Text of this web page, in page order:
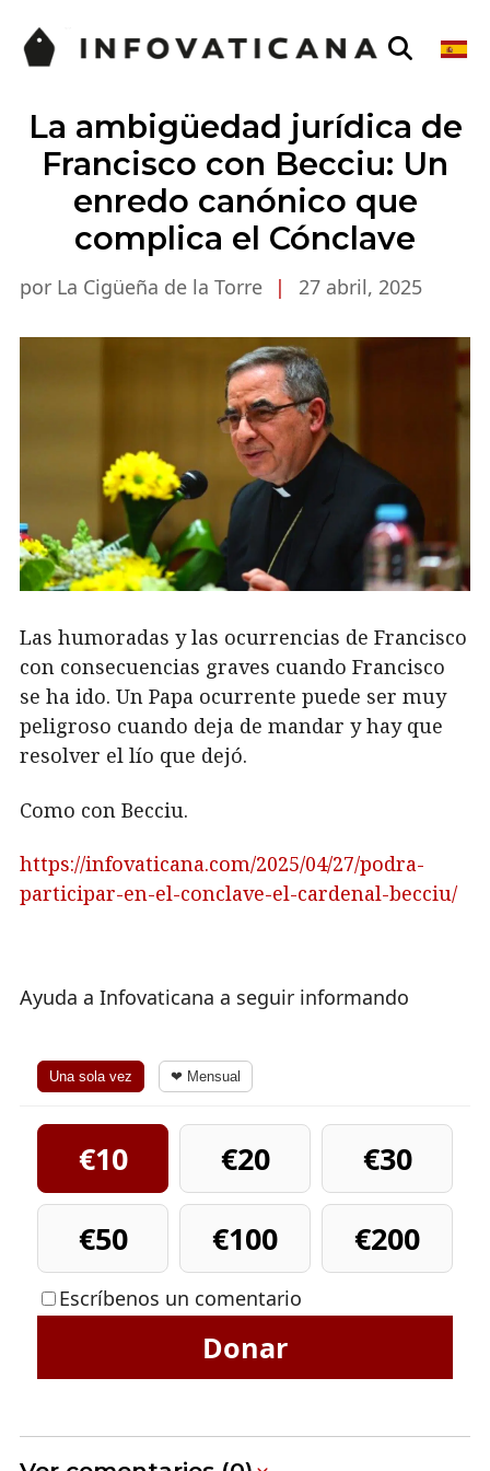
La ambigüedad jurídica de
Francisco con Becciu: Un
enredo canónico que
complica el Cónclave
por La Cigüeña de la Torre | 27 abril, 2025
Las humoradas y las ocurrencias de Francisco
con consecuencias graves cuando Francisco
se ha ido. Un Papa ocurrente puede ser muy
peligroso cuando deja de mandar y hay que
resolver el lío que dejó.
Como con Becciu.
https://infovaticana.com/2025/04/27/podra-
participar-en-el-conclave-el-cardenal-becciu/
Ayuda a Infovaticana a seguir informando
Una sola vez ❤ Mensual
€10 €20
€30
€50
€100 €200
Escríbenos un comentario
Donar